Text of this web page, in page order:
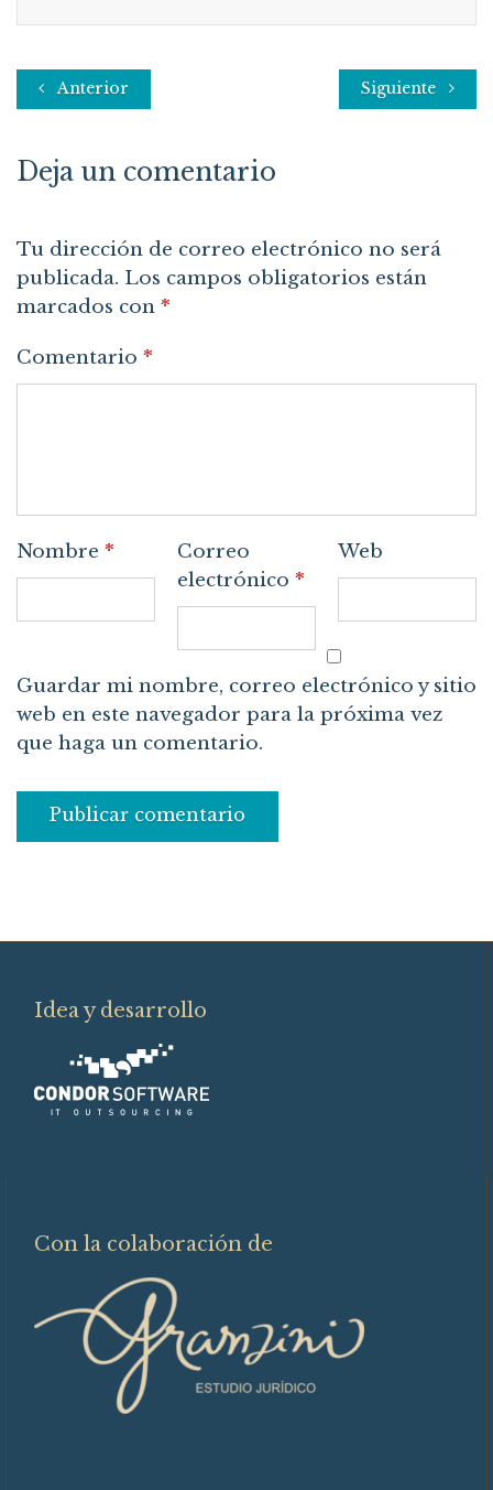
Anterior Siguiente
Deja un comentario
Tu dirección de correo electrónico no será
publicada. Los campos obligatorios están
marcados con *
Comentario *
Nombre *
Correo
electrónico *
Web
Guardar mi nombre, correo electrónico y sitio
web en este navegador para la próxima vez
que haga un comentario.
Idea y desarrollo
Con la colaboración de